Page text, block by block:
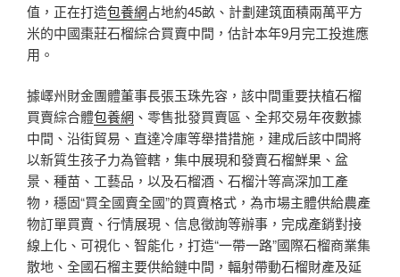
值，正在打造包養網占地約45畝、計劃建筑面積兩萬平方
米的中國棗莊石榴綜合買賣中間，估計本年9月完工投進應
用。
據嶧州財金團體董事長張玉珠先容，該中間重要扶植石榴
買賣綜合體包養網 、零售批發買賣區、全邦交易年夜數據
中間、沿街貿易、直達冷庫等舉措措施，建成后該中間將
以新質生孩子力為管轄，集中展現和發賣石榴鮮果、盆
景、種苗、工藝品，以及石榴酒、石榴汁等高深加工產
物，穩固“買全國賣全國”的買賣格式，為市場主體供給農產
物訂單買賣、行情展現、信息徵詢等辦事，完成產銷對接
線上化、可視化、智能化，打造“一帶一路”國際石榴商業集
散地、全國石榴主要供給鏈中間，輻射帶動石榴財產及延